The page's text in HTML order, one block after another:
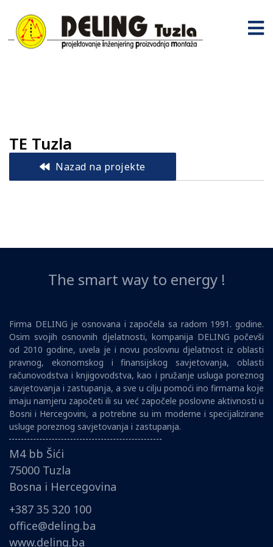
TE Tuzla
Nazad na projekte
The smart way to energy !
Firma DELING je osnovana i započela sa radom 1991. godine.
Osim svojih osnovnih djelatnosti, kompanija DELING počevši
od 2010 godine, uvela je i novu poslovnu djelatnost iz oblasti
pravnog, ekonomskog i finansijskog savjetovanja, oblasti
računovodstva i knjigovodstva, kao i pružanje usluga poreznog
savjetovanja i zastupanja, a sve u cilju pomoći ino firmama koje
imaju namjeru započeti ili su već započele poslovne aktivnosti u
Bosni i Hercegovini, a potrebne su im moderne i specijalizirane
usluge poreznog savjetovanja i zastupanja.
M4 bb Šići
75000 Tuzla
Bosna i Hercegovina
+387 35 320 100
office@deling.ba
www.deling.ba